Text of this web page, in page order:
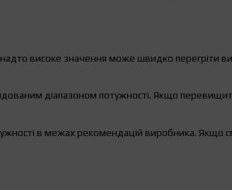
високе значення може швидко перегріти
діапазоном потужності. Якщо
в межах рекомендацій виробника. Якщо